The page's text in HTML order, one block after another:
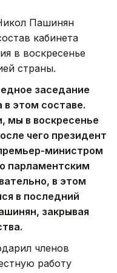
Пашинян
кабинета
в воскресенье
страны.
заседание
в этом составе.
мы в воскресенье
чего президент
министром
парламентским
в этом
в последний
закрывая
членов
работу